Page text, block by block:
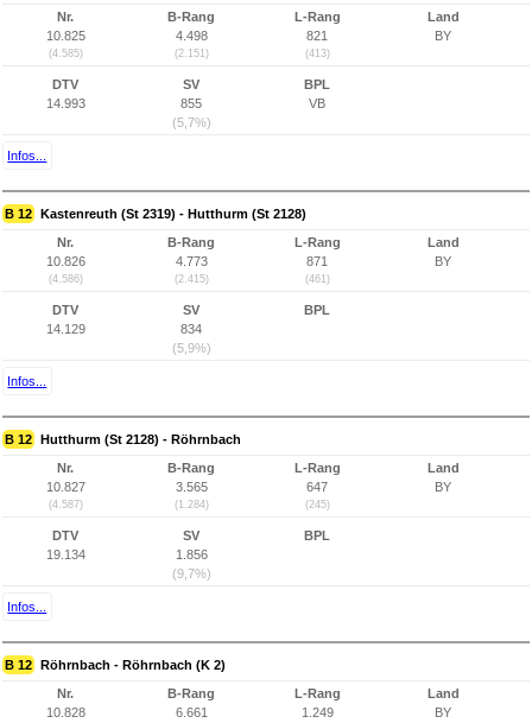
Nr.
10.825
(4.585)
B-Rang
4.498
(2.151)
L-Rang
821
(413)
Land
BY
DTV
14.993
SV
855
(5,7%)
BPL
VB
Infos...
B 12 Kastenreuth (St 2319) - Hutthurm (St 2128)
Nr.
10.826
(4.586)
B-Rang
4.773
(2.415)
L-Rang
871
(461)
Land
BY
DTV
14.129
SV
834
(5,9%)
BPL
Infos...
B 12 Hutthurm (St 2128) - Röhrnbach
Nr.
10.827
(4.587)
B-Rang
3.565
(1.284)
L-Rang
647
(245)
Land
BY
DTV
19.134
SV
1.856
(9,7%)
BPL
Infos...
B 12 Röhrnbach - Röhrnbach (K 2)
Nr.
10.828
B-Rang
6.661
L-Rang
1.249
Land
BY